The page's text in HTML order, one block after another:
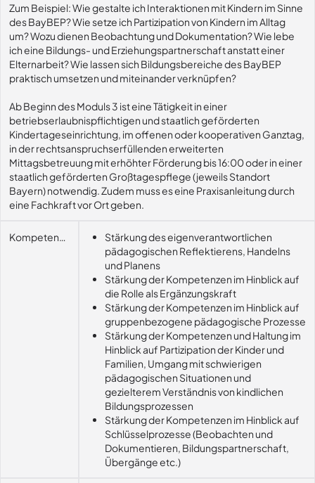
Zum Beispiel: Wie gestalte ich Interaktionen mit Kindern im Sinne
des BayBEP? Wie setze ich Partizipation von Kindern im Alltag
um? Wozu dienen Beobachtung und Dokumentation? Wie lebe
ich eine Bildungs- und Erziehungspartnerschaft anstatt einer
Elternarbeit? Wie lassen sich Bildungsbereiche des BayBEP
praktisch umsetzen und miteinander verknüpfen?
Ab Beginn des Moduls 3 ist eine Tätigkeit in einer
betriebserlaubnispflichtigen und staatlich geförderten
Kindertageseinrichtung, im offenen oder kooperativen Ganztag,
in der rechtsanspruchserfüllenden erweiterten
Mittagsbetreuung mit erhöhter Förderung bis 16:00 oder in einer
staatlich geförderten Großtagespflege (jeweils Standort
Bayern) notwendig. Zudem muss es eine Praxisanleitung durch
eine Fachkraft vor Ort geben.
Kompetenzerwerb
Stärkung des eigenverantwortlichen
pädagogischen Reflektierens, Handelns
und Planens
Stärkung der Kompetenzen im Hinblick auf
die Rolle als Ergänzungskraft
Stärkung der Kompetenzen im Hinblick auf
gruppenbezogene pädagogische Prozesse
Stärkung der Kompetenzen und Haltung im
Hinblick auf Partizipation der Kinder und
Familien, Umgang mit schwierigen
pädagogischen Situationen und
gezielterem Verständnis von kindlichen
Bildungsprozessen
Stärkung der Kompetenzen im Hinblick auf
Schlüsselprozesse (Beobachten und
Dokumentieren, Bildungspartnerschaft,
Übergänge etc.)